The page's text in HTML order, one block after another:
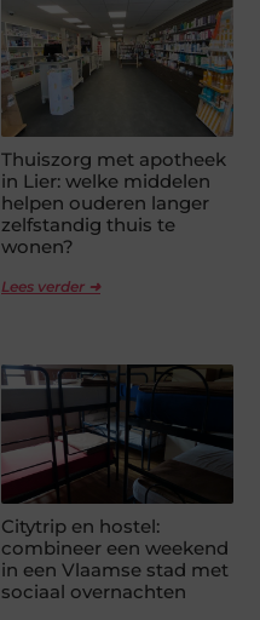
Thuiszorg met apotheek
in Lier: welke middelen
helpen ouderen langer
zelfstandig thuis te
wonen?
Lees verder ➜
Citytrip en hostel:
combineer een weekend
in een Vlaamse stad met
sociaal overnachten